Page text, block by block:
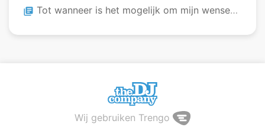
library_books Tot wanneer is het mogelijk om mijn wensen te wijzigen?
Wij gebruiken Trengo